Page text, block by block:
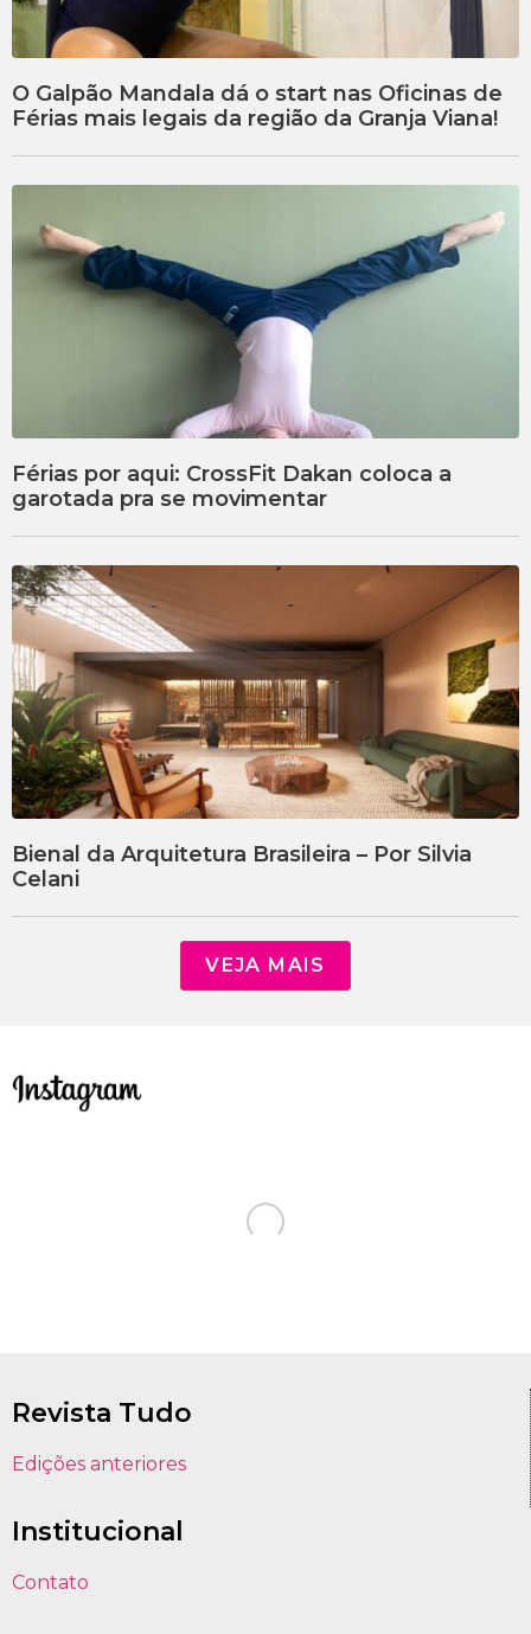
O Galpão Mandala dá o start nas Oficinas de
Férias mais legais da região da Granja Viana!
Férias por aqui: CrossFit Dakan coloca a
garotada pra se movimentar
Bienal da Arquitetura Brasileira – Por Silvia
Celani
VEJA MAIS
Revista Tudo
Edições anteriores
Institucional
Contato